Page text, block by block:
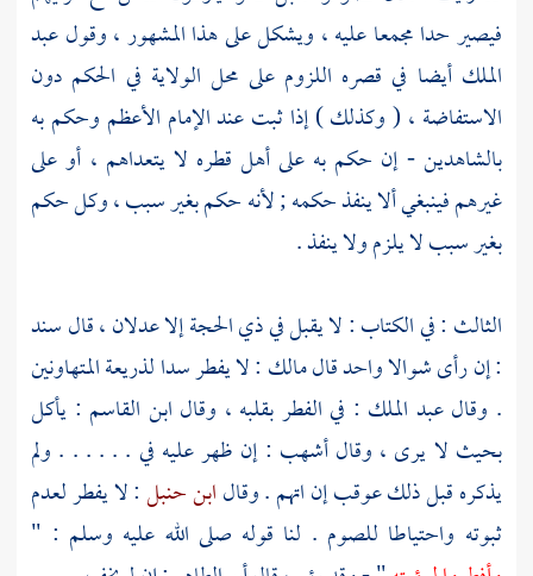
فيصير حدا مجمعا عليه ، ويشكل على هذا المشهور ، وقولعبد
الملكأيضا في قصره اللزوم على محل الولاية في الحكم دون
الاستفاضة ، ( وكذلك ) إذا ثبت عند الإمام الأعظم وحكم به
بالشاهدين - إن حكم به على أهل قطره لا يتعداهم ، أو على
غيرهم فينبغي ألا ينفذ حكمه ; لأنه حكم بغير سبب ، وكل حكم
بغير سبب لا يلزم ولا ينفذ .
الثالث : في الكتاب : لا يقبل في ذي الحجة إلا عدلان ، قالسند
: إن رأى شوالا واحد قالمالك : لا يفطر سدا لذريعة المتهاونين
. وقالعبد الملك : في الفطر بقلبه ، وقال ابن القاسم : يأكل
بحيث لا يرى ، وقالأشهب : إن ظهر عليه في . . . . . . ولم
يذكره قبل ذلك عوقب إن اتهم . وقالابن حنبل: لا يفطر لعدم
ثبوته واحتياطا للصوم . لنا قوله صلى الله عليه وسلم : "